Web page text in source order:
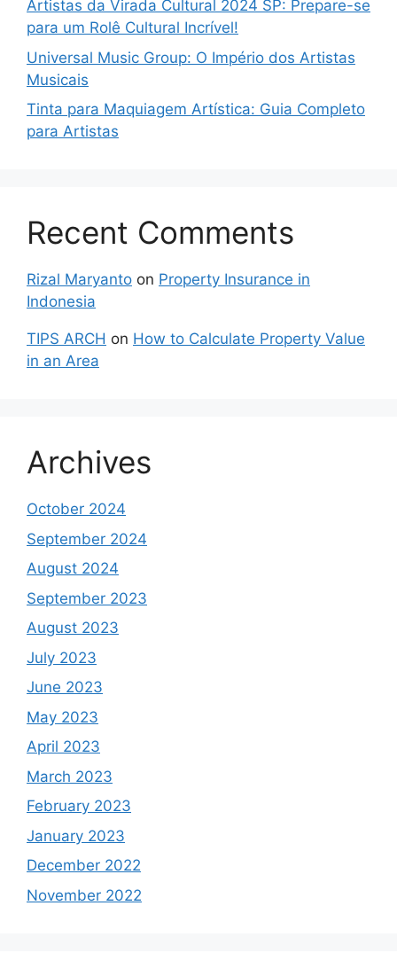
Artistas da Virada Cultural 2024 SP: Prepare-se
para um Rolê Cultural Incrível!
Universal Music Group: O Império dos Artistas
Musicais
Tinta para Maquiagem Artística: Guia Completo
para Artistas
Recent Comments
Rizal Maryanto on Property Insurance in
Indonesia
TIPS ARCH on How to Calculate Property Value
in an Area
Archives
October 2024
September 2024
August 2024
September 2023
August 2023
July 2023
June 2023
May 2023
April 2023
March 2023
February 2023
January 2023
December 2022
November 2022